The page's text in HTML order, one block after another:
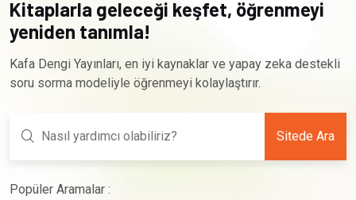
Kitaplarla geleceği keşfet, öğrenmeyi
yeniden tanımla!
Kafa Dengi Yayınları, en iyi kaynaklar ve yapay zeka destekli
soru sorma modeliyle öğrenmeyi kolaylaştırır.
Sitede Ara
Popüler Aramalar :